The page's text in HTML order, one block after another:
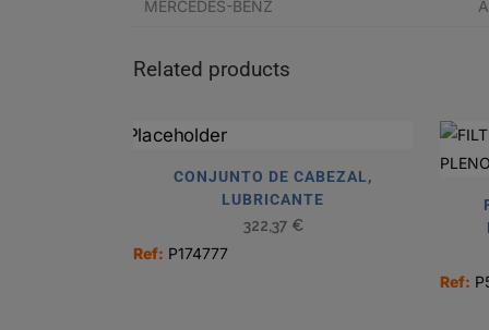
MERCEDES-BENZ
Related products
CONJUNTO DE CABEZAL,
LUBRICANTE
322,37 €
Ref: P174777
Ref: